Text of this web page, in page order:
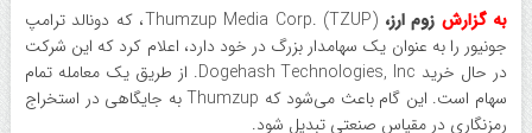
به گزارش زوم ارز،
Thumzup Media Corp. (TZUP)، که دونالد ترامپ
جونیور را به عنوان یک سهامدار بزرگ در خود دارد، اعلام کرد که این شرکت
در حال خرید Dogehash Technologies, Inc. از طریق یک معامله تمام
سهام است. این گام باعث می‌شود که Thumzup به جایگاهی در استخراج
رمزنگاری در مقیاس صنعتی تبدیل شود.